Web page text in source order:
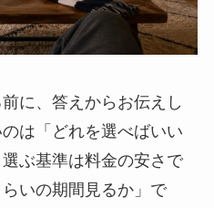
に、答えからお伝えし
は「どれを選べばいい
ぶ基準は料金の安さで
いの期間見るか」で